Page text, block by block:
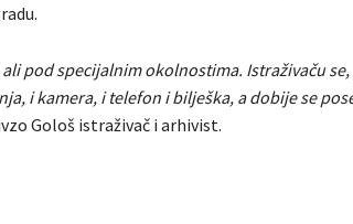
pod specijalnim okolnostima. Istraživaču
i kamera, i telefon i bilješka, a dobije se
Gološ istraživač i arhivist.